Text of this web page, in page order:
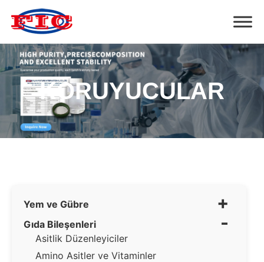
KORUYUCULAR
Yem ve Gübre +
Gıda Bileşenleri -
Asitlik Düzenleyiciler
Amino Asitler ve Vitaminler